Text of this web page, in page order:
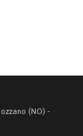
(NO) -